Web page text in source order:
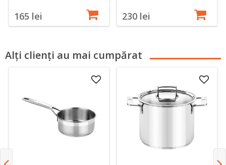
165 lei 230 lei
Alți clienți au mai cumpărat